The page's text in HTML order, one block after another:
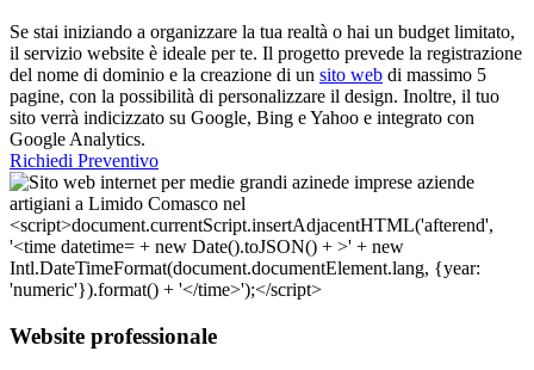
Se stai iniziando a organizzare la tua realtà o hai un budget limitato,
il servizio website è ideale per te. Il progetto prevede la registrazione
del nome di dominio e la creazione di un sito web di massimo 5
pagine, con la possibilità di personalizzare il design. Inoltre, il tuo
sito verrà indicizzato su Google, Bing e Yahoo e integrato con
Google Analytics.
Richiedi Preventivo
Website professionale